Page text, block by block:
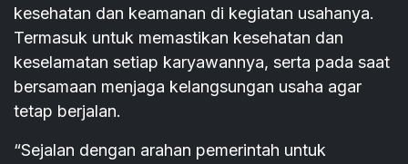
kesehatan dan keamanan di kegiatan usahanya.
Termasuk untuk memastikan kesehatan dan
keselamatan setiap karyawannya, serta pada saat
bersamaan menjaga kelangsungan usaha agar
tetap berjalan.
“Sejalan dengan arahan pemerintah untuk